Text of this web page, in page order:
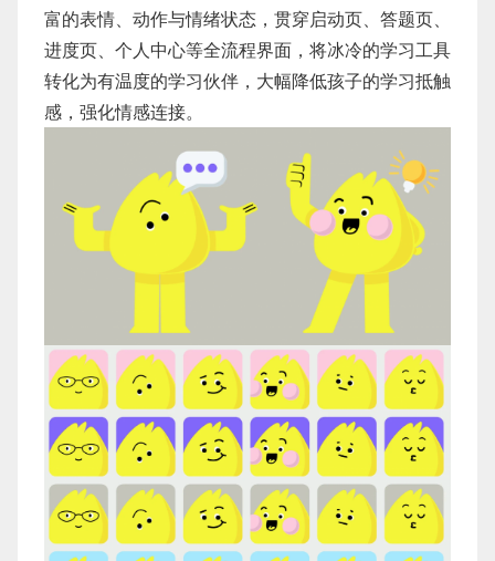
富的表情、动作与情绪状态，贯穿启动页、答题页、
进度页、个人中心等全流程界面，将冰冷的学习工具
转化为有温度的学习伙伴，大幅降低孩子的学习抵触
感，强化情感连接。